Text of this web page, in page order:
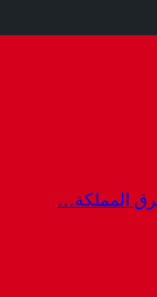
المملكة…